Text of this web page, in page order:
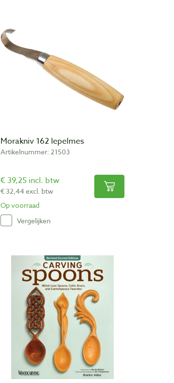
Morakniv 162 lepelmes
Artikelnummer: 21503
€ 39,25 incl. btw
€ 32,44 excl. btw
Op voorraad
Vergelijken